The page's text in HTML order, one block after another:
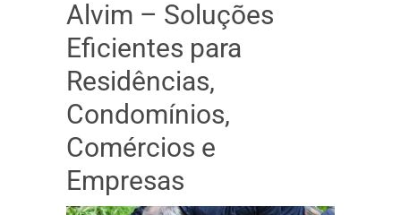
Alvim – Soluções
Eficientes para
Residências,
Condomínios,
Comércios e
Empresas